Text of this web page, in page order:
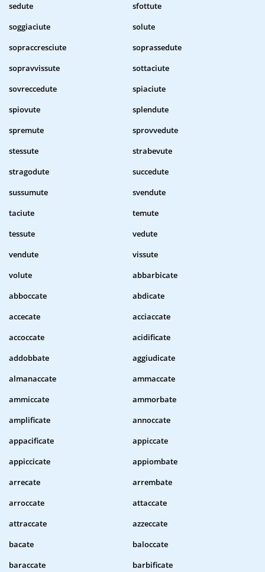
sedute
sfottute
soggiaciute
solute
sopraccresciute
soprassedute
sopravvissute
sottaciute
sovreccedute
spiaciute
spiovute
splendute
spremute
sprovvedute
stessute
strabevute
stragodute
succedute
sussumute
svendute
taciute
temute
tessute
vedute
vendute
vissute
volute
abbarbicate
abboccate
abdicate
accecate
acciaccate
accoccate
acidificate
addobbate
aggiudicate
almanaccate
ammaccate
ammiccate
ammorbate
amplificate
annoccate
appacificate
appiccate
appiccicate
appiombate
arrecate
arrembate
arroccate
attaccate
attraccate
azzeccate
bacate
baloccate
baraccate
barbificate